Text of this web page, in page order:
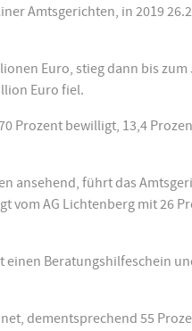
Amtsgerichten, in 2019
Euro, stieg dann bis zum
Euro fiel.
Prozent bewilligt, 13,4
ansehend, führt das
vom AG Lichtenberg mit 26
einen Beratungshilfeschein
dementsprechend 55